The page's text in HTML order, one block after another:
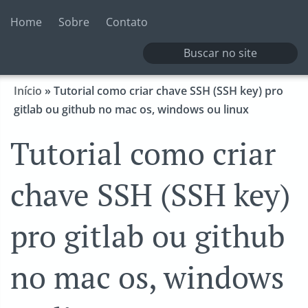
Home Sobre Contato
Início »Tutorial como criar chave SSH (SSH key) pro
gitlab ou github no mac os, windows ou linux
Tutorial como criar
chave SSH (SSH key)
pro gitlab ou github
no mac os, windows